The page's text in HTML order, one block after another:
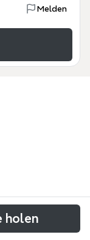
Melden
map
holen